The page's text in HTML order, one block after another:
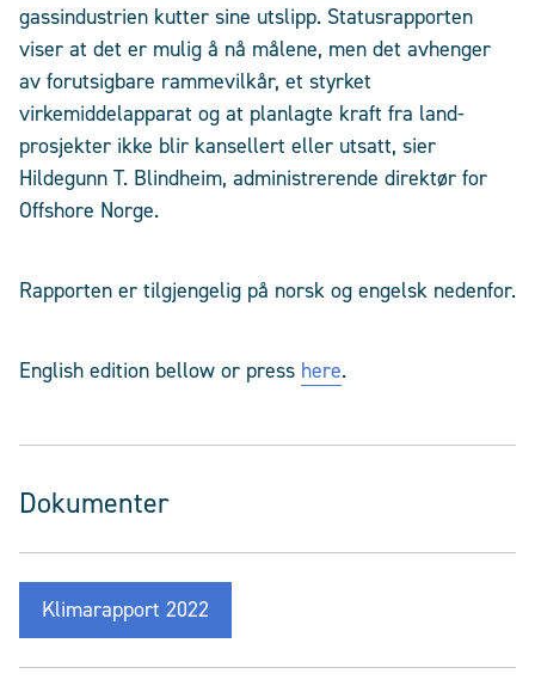
gassindustrien kutter sine utslipp. Statusrapporten
viser at det er mulig å nå målene, men det avhenger
av forutsigbare rammevilkår, et styrket
virkemiddelapparat og at planlagte kraft fra land-
prosjekter ikke blir kansellert eller utsatt, sier
Hildegunn T. Blindheim, administrerende direktør for
Offshore Norge.
Rapporten er tilgjengelig på norsk og engelsk nedenfor.
English edition bellow or press here.
Dokumenter
Klimarapport 2022